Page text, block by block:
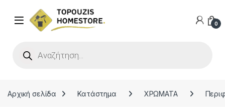
0
Αρχική σελίδα Κατάστημα ΧΡΩΜΑΤΑ